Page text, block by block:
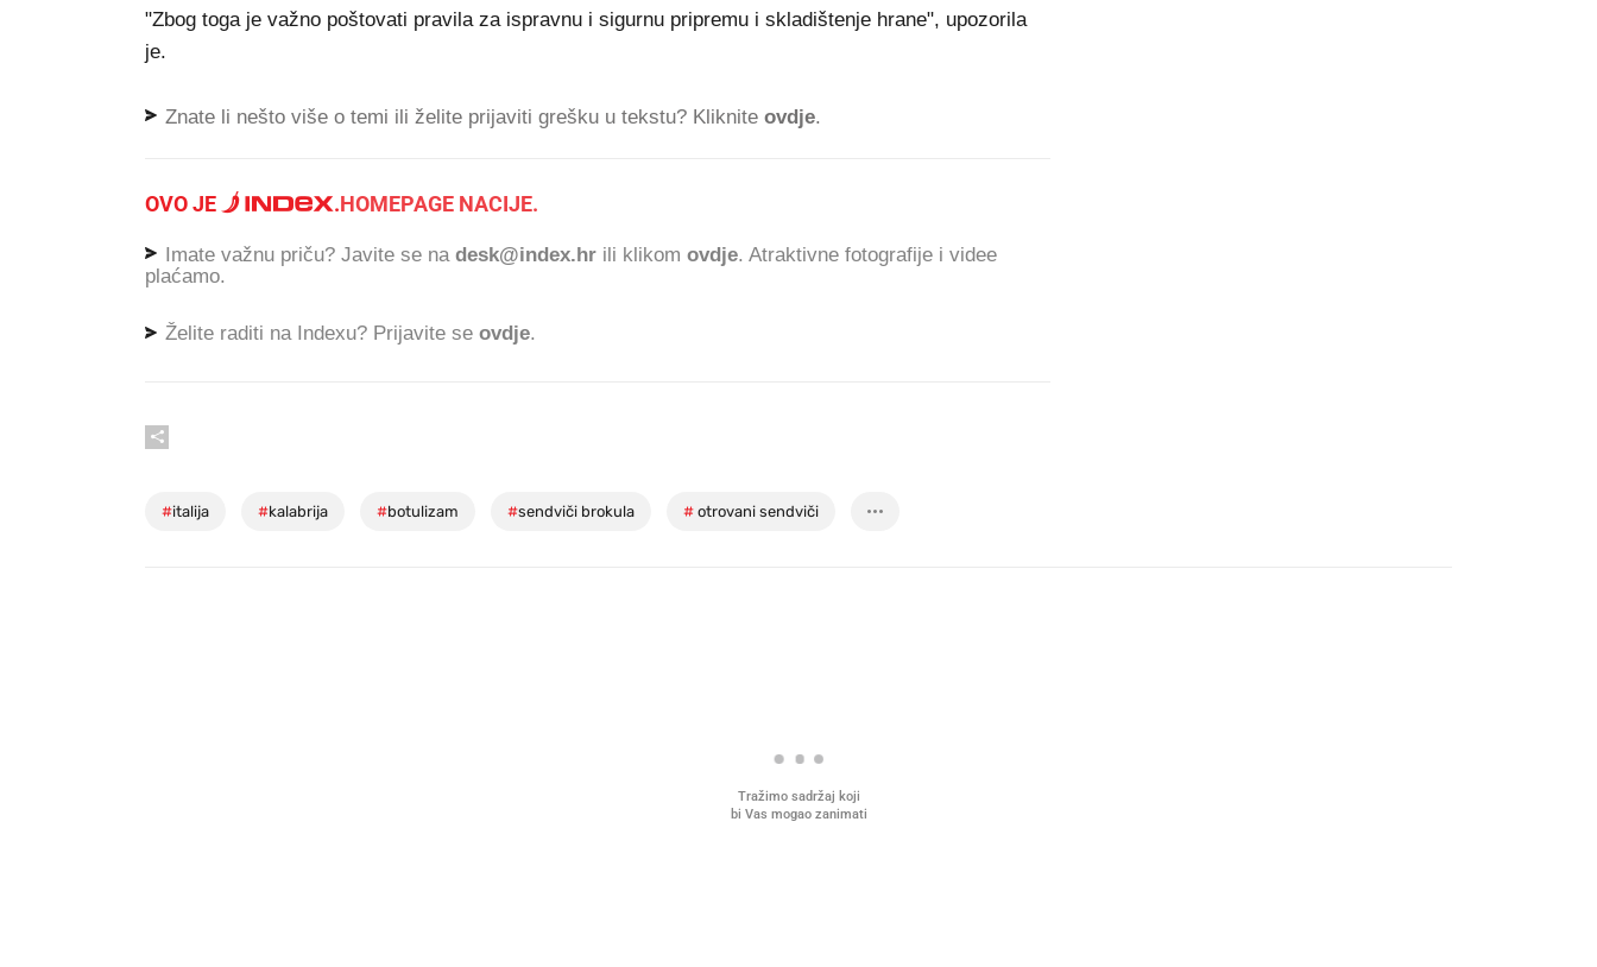
"Zbog toga je važno poštovati pravila za ispravnu i sigurnu pripremu i skladištenje hrane", upozorila
je.
Znate li nešto više o temi ili želite prijaviti grešku u tekstu? Kliknite ovdje.
OVO JE .HOMEPAGE NACIJE.
Imate važnu priču? Javite se na desk@index.hr ili klikom ovdje. Atraktivne fotografije i videe
plaćamo.
Želite raditi na Indexu? Prijavite se ovdje.
#italija #kalabrija #botulizam #sendviči brokula # otrovani sendviči
Tražimo sadržaj koji
bi Vas mogao zanimati